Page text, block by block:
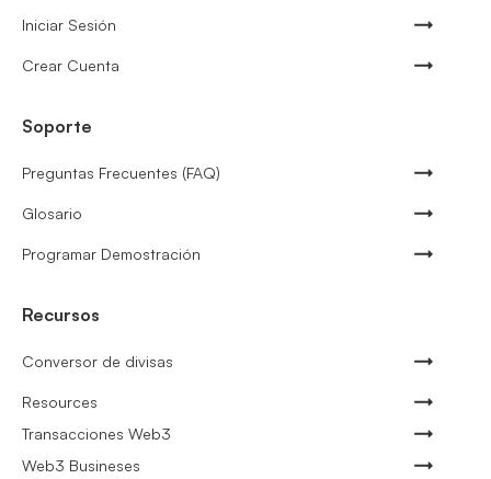
Iniciar Sesión
Crear Cuenta
Soporte
Preguntas Frecuentes (FAQ)
Glosario
Programar Demostración
Recursos
Conversor de divisas
Resources
Transacciones Web3
Web3 Busineses